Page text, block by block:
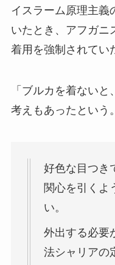
イスラーム原理主義
いたとき、アフガニ
着用を強制されてい
「ブルカを着ない
考えもあったという。
好色な目つき
関心を引くよ
い。
外出する必要
法シャリアの